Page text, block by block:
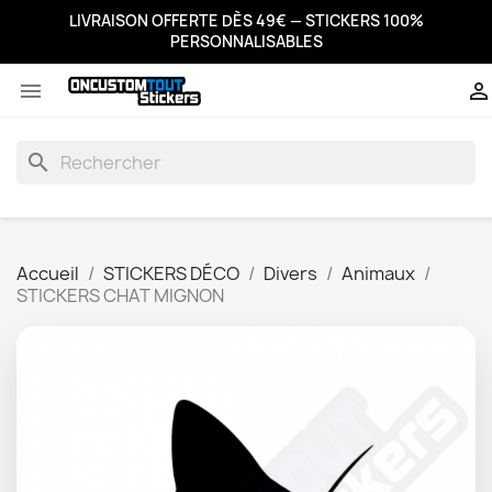
LIVRAISON OFFERTE DÈS 49€ — STICKERS 100%
PERSONNALISABLES
 
search
Accueil STICKERS DÉCO Divers
Animaux
STICKERS CHAT MIGNON